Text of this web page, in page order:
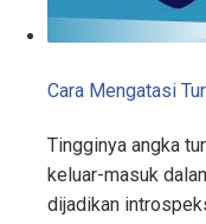
Cara Mengatasi
Tingginya angka
keluar-masuk
dijadikan